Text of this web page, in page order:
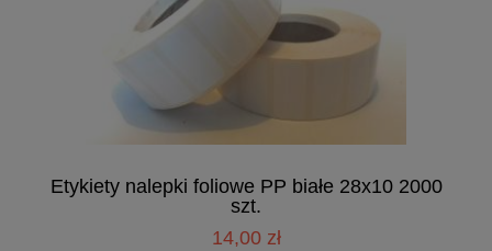
Etykiety nalepki foliowe PP białe 28x10 2000
szt.
14,00 zł